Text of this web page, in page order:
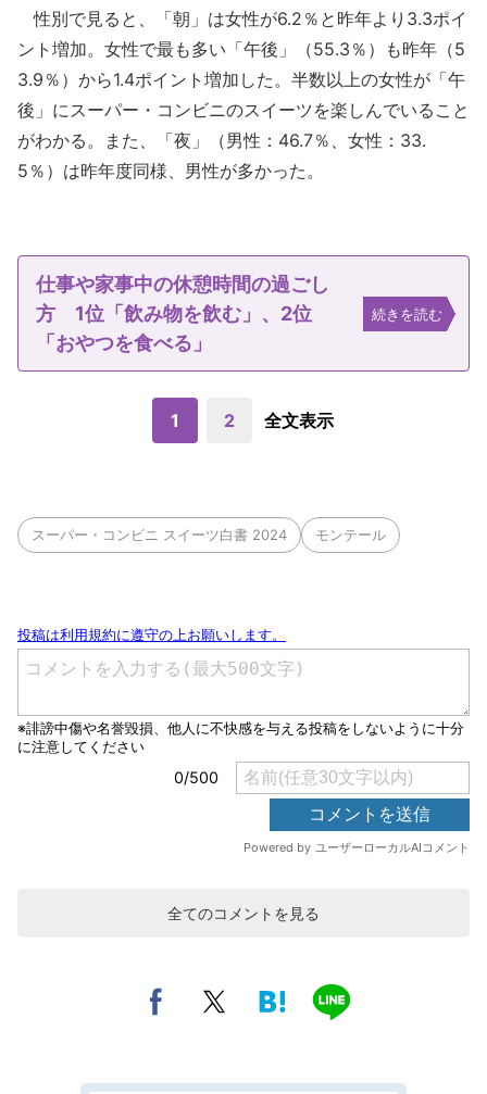
性別で見ると、「朝」は女性が6.2％と昨年より3.3ポイ
ント増加。女性で最も多い「午後」（55.3％）も昨年（5
3.9％）から1.4ポイント増加した。半数以上の女性が「午
後」にスーパー・コンビニのスイーツを楽しんでいること
がわかる。また、「夜」（男性：46.7％、女性：33.
5％）は昨年度同様、男性が多かった。
仕事や家事中の休憩時間の過ごし
方 1位「飲み物を飲む」、2位
「おやつを食べる」
続きを読む
1 2 全文表示
スーパー・コンビニ スイーツ白書 2024 モンテール
全てのコメントを見る